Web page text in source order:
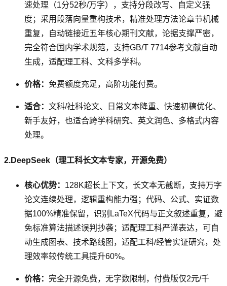
速处理（1分52秒/万字），支持分段改写、自定义强
度；采用段落向量重构技术，精准处理方法论章节机械
重复，自动链接近五年核心期刊文献，论据支撑严密，
完全符合国内学术规范，支持GB/T 7714参考文献自动
生成，适配理工科、文科多学科。
价格： 免费额度充足，高阶功能付费。
适合： 文科/社科论文、日常文本降重、快速初稿优化、
新手友好，也适合跨学科研究、英文润色、多格式内容
处理。
2.DeepSeek（理工科长文本专家，开源免费）
核心优势： 128K超长上下文，长文本无截断，支持万字
论文连续处理，逻辑重构能力强；代码、公式、实证数
据100%精准保留，识别LaTeX代码与正文叙述重复，避
免标准算法描述误判抄袭；适配理工科严谨表达，可自
动生成图表、技术路线图，适配工科/经管实证研究，处
理效率较传统工具提升60%。
价格： 完全开源免费，无字数限制，付费版仅2元/千